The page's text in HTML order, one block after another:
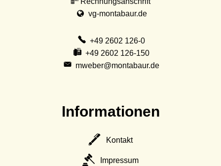
vg-montabaur.de
+49 2602 126-0
+49 2602 126-150
mweber@montabaur.de
Informationen
Kontakt
Impressum